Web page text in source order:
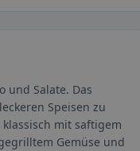
und Salate. Das
Speisen zu
mit saftigem
Gemüse und